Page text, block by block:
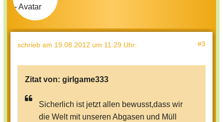
schrieb am 19.08.2012 um 11:29 Uhr: #3
Zitat von: girlgame333
Sicherlich ist jetzt allen bewusst,dass wir
die Welt mit unseren Abgasen und Müll